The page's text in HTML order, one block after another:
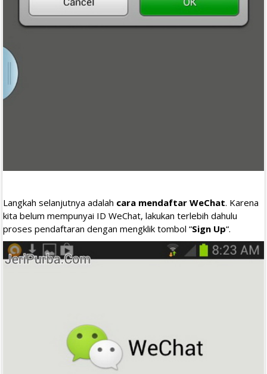
Langkah selanjutnya adalah cara mendaftar WeChat. Karena
kita belum mempunyai ID WeChat, lakukan terlebih dahulu
proses pendaftaran dengan mengklik tombol “Sign Up“.